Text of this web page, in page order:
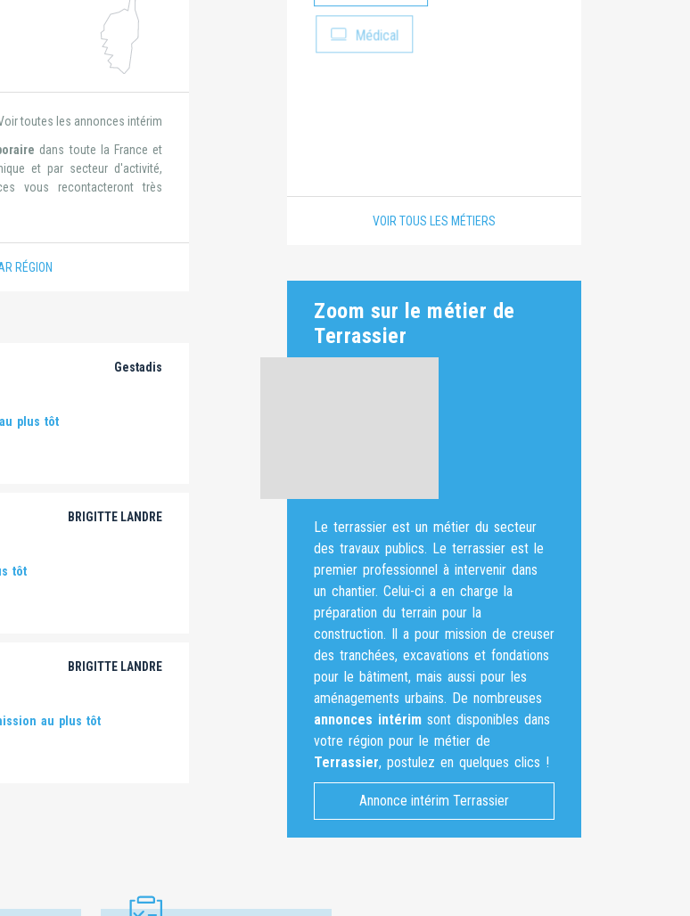
toutes les annonces intérim
dans toute la France et
et par secteur d'activité,
vous recontacteront très
RÉGION
Gestadis
plus tôt
BRIGITTE LANDRE
tôt
BRIGITTE LANDRE
au plus tôt
Médical
VOIR TOUS LES MÉTIERS
Zoom sur le métier de
Terrassier
Le terrassier est un métier du secteur
des travaux publics. Le terrassier est le
premier professionnel à intervenir dans
un chantier. Celui-ci a en charge la
préparation du terrain pour la
construction. Il a pour mission de creuser
des tranchées, excavations et fondations
pour le bâtiment, mais aussi pour les
aménagements urbains. De nombreuses
annonces intérim sont disponibles dans
votre région pour le métier de
Terrassier, postulez en quelques clics !
Annonce intérim Terrassier